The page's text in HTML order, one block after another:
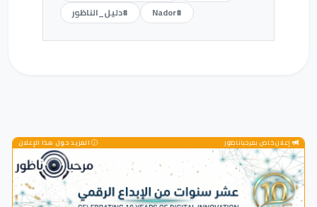
#Nador
#دليل_الناظور
إعلان خاص بمرحباناظور المزيد حول هذا الإعلان